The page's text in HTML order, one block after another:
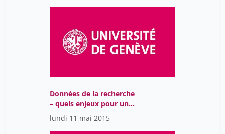
Données de la recherche
– quels enjeux pour une
bibliothèque
universitaire ?
lundi 11 mai 2015